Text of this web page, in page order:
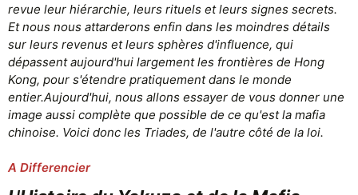
Les Néerlandais ont été les premiers à expédier du thé du Japon et de
la Chine vers l'Europe au début du XVIIe siècle. Alors que les premiers
échanges portaient sur l'or, la soie et la porcelaine, l'importance du thé
a commencé à se manifester au début du 18e siècle.
Face à la concurrence accrue de la Compagnie britannique des Indes
orientales, les Néerlandais ont commencé à réorganiser leurs routes
commerciales. Au lieu de passer par Batavia, ils ont établi une route
commerciale directe vers les Pays-Bas. Cela leur a permis de stabiliser
les prix et de fournir une qualité plus constante. Entre 1729 et 1794, le
représentait environ 70 % du total des achats effectués à Canton, en
revue leur hiérarchie, leurs rituels et leurs signes secrets.
Et nous nous attarderons enfin dans les moindres détails
sur leurs revenus et leurs sphères d'influence, qui
dépassent aujourd'hui largement les frontières de Hong
Kong, pour s'étendre pratiquement dans le monde
entier.Aujourd'hui, nous allons essayer de vous donner une
image aussi complète que possible de ce qu'est la mafia
chinoise. Voici donc les Triades, de l'autre côté de la loi.
A Differencier